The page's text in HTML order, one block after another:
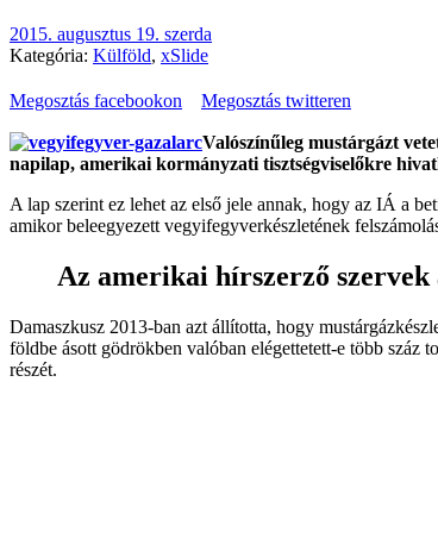
2015. augusztus 19. szerda
Kategória: Külföld, xSlide
Megosztás facebookon Megosztás twitteren
Valószínűleg mustárgázt
napilap, amerikai kormányzati tisztségviselőkre
A lap szerint ez lehet az első jele annak, hogy az IÁ a
amikor beleegyezett vegyifegyverkészletének
Az amerikai hírszerző
Damaszkusz 2013-ban azt állította, hogy
földbe ásott gödrökben valóban elégettetett-e több száz
részét.